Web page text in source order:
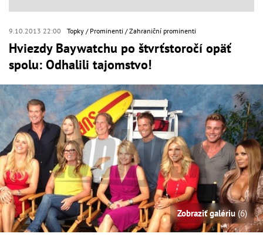
9.10.2013 22:00 Topky Prominenti Zahraniční prominenti
Hviezdy Baywatchu po štvrťstoročí opäť
spolu: Odhalili tajomstvo!
Zobraziť galériu (6)